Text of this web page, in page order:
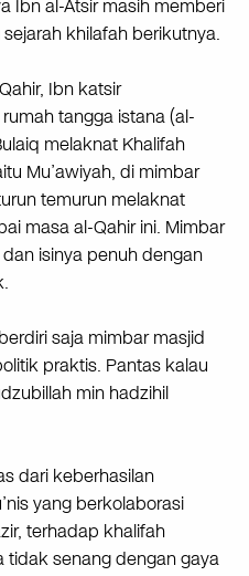
Ibn al-Atsir masih memberi
khilafah berikutnya.
Ibn katsir
tangga istana (al-
melaknat Khalifah
Mu’awiyah, di mimbar
temurun melaknat
masa al-Qahir ini. Mimbar
isinya penuh dengan
saja mimbar masjid
praktis. Pantas kalau
min hadzihil
dari keberhasilan
yang berkolaborasi
terhadap khalifah
tidak senang dengan gaya